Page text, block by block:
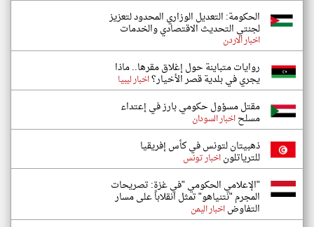
الحكومة: التعديل الوزاري المحدود لتعزيز
لجنتي التحديث الاقتصادي والخدمات
اخبار الاردن
روايات متباينة حول إغلاق مقرها.. ماذا
يجري في بلدية قصر الأخيار؟اخبار ليبيا
مقتل مسؤول حكومي بارز في إعتداء
مسلحاخبار السودان
ذهبيتان لتونس في كأس إفريقيا
للترياتلوناخبار تونس
"الإعلامي الحكومي "في غزة: تصريحات
المجرم "نتنياهو" تمثل انقلاباً على مسار
التفاوضاخبار اليمن